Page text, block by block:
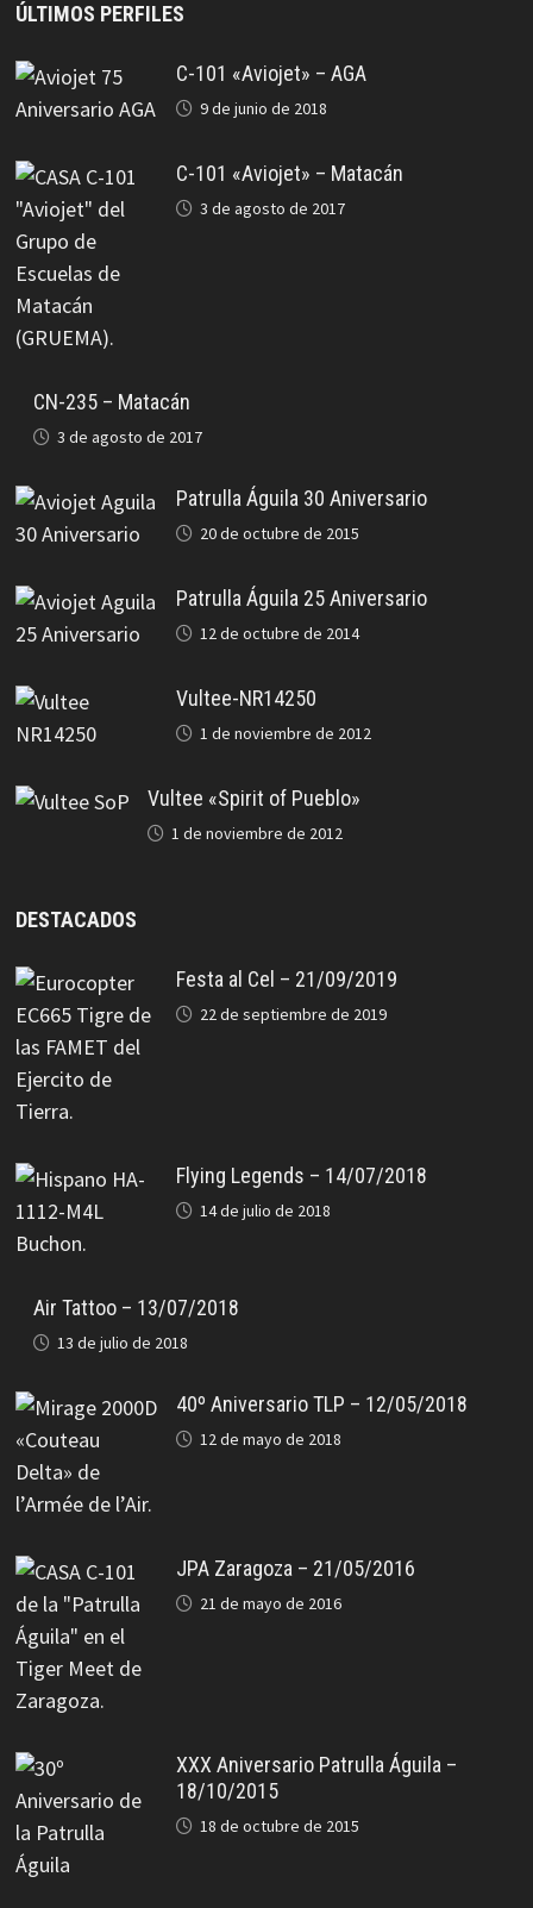
ÚLTIMOS PERFILES
C-101 «Aviojet» – AGA
9 de junio de 2018
C-101 «Aviojet» – Matacán
3 de agosto de 2017
CN-235 – Matacán
3 de agosto de 2017
Patrulla Águila 30 Aniversario
20 de octubre de 2015
Patrulla Águila 25 Aniversario
12 de octubre de 2014
Vultee-NR14250
1 de noviembre de 2012
Vultee «Spirit of Pueblo»
1 de noviembre de 2012
DESTACADOS
Festa al Cel – 21/09/2019
22 de septiembre de 2019
Flying Legends – 14/07/2018
14 de julio de 2018
Air Tattoo – 13/07/2018
13 de julio de 2018
40º Aniversario TLP – 12/05/2018
12 de mayo de 2018
JPA Zaragoza – 21/05/2016
21 de mayo de 2016
XXX Aniversario Patrulla Águila –
18/10/2015
18 de octubre de 2015